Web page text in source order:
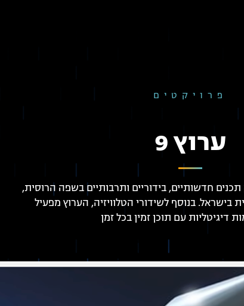
פרויקטים
ערוץ 9
תכנים חדשותיים, בידוריים ותרבותיים בשפה הרוסית,
בישראל. בנוסף לשידורי הטלוויזיה, הערוץ מפעיל
דיגיטליות עם תוכן זמין בכל זמן